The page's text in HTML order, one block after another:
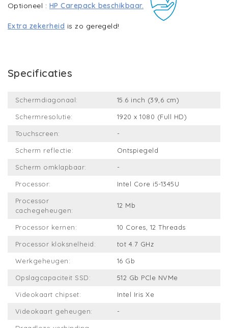
Optioneel : HP Carepack beschikbaar.
Extra zekerheid is zo geregeld!
Specificaties
Schermdiagonaal: 15.6 inch (39,6 cm)
Schermresolutie: 1920 x 1080 (Full HD)
Touchscreen: -
Scherm reflectie: Ontspiegeld
Scherm omklapbaar: -
Processor: Intel Core i5-1345U
Processor
cachegeheugen:
12 Mb
Processor kernen: 10 Cores, 12 Threads
Processor kloksnelheid: tot 4.7 GHz
Werkgeheugen: 16 Gb
Opslagcapaciteit SSD: 512 Gb PCle NVMe
Videokaart chipset: Intel Iris Xe
Videokaart geheugen: -